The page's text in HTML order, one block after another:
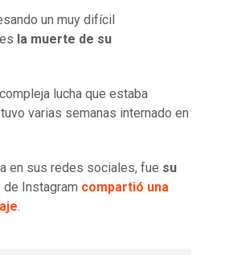
un muy difícil
la muerte de su
lucha que estaba
varias semanas internado en
en sus redes sociales, fue su
Instagram compartió una
.